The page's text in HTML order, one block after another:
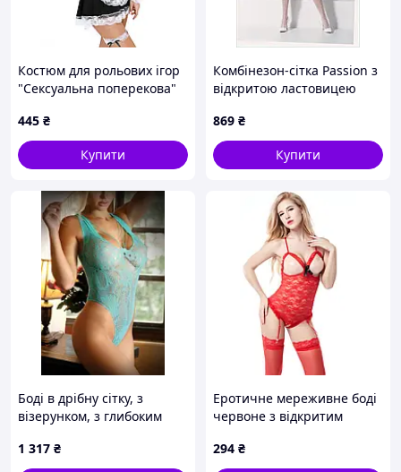
Костюм для рольових ігор
"Сексуальна поперекова"
445 ₴
Купити
Комбінезон-сітка Passion з
відкритою ластовицею
869 ₴
Купити
Боді в дрібну сітку, з
візерунком, з глибоким
Size
1 317 ₴
Еротичне мереживне боді
червоне з відкритим
294 ₴